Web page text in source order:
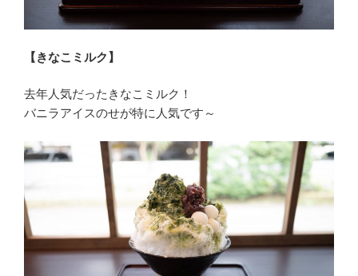
【きなこミルク】
去年人気だったきなこミルク！
バニラアイスのせが特に人気です～